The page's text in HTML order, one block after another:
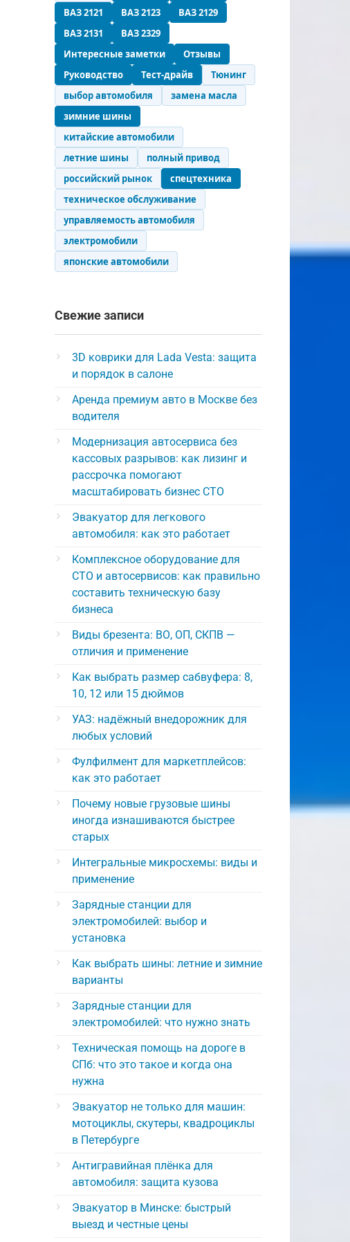
ВАЗ 2121
ВАЗ 2123
ВАЗ 2129
ВАЗ 2131
ВАЗ 2329
Интересные заметки
Отзывы
Руководство
Тест-драйв
Тюнинг
выбор автомобиля
замена масла
зимние шины
китайские автомобили
летние шины
полный привод
российский рынок
спецтехника
техническое обслуживание
управляемость автомобиля
электромобили
японские автомобили
Свежие записи
3D коврики для Lada Vesta: защита
и порядок в салоне
Аренда премиум авто в Москве без
водителя
Модернизация автосервиса без
кассовых разрывов: как лизинг и
рассрочка помогают
масштабировать бизнес СТО
Эвакуатор для легкового
автомобиля: как это работает
Комплексное оборудование для
СТО и автосервисов: как правильно
составить техническую базу
бизнеса
Виды брезента: ВО, ОП, СКПВ —
отличия и применение
Как выбрать размер сабвуфера: 8,
10, 12 или 15 дюймов
УАЗ: надёжный внедорожник для
любых условий
Фулфилмент для маркетплейсов:
как это работает
Почему новые грузовые шины
иногда изнашиваются быстрее
старых
Интегральные микросхемы: виды и
применение
Зарядные станции для
электромобилей: выбор и
установка
Как выбрать шины: летние и зимние
варианты
Зарядные станции для
электромобилей: что нужно знать
Техническая помощь на дороге в
СПб: что это такое и когда она
нужна
Эвакуатор не только для машин:
мотоциклы, скутеры, квадроциклы
в Петербурге
Антигравийная плёнка для
автомобиля: защита кузова
Эвакуатор в Минске: быстрый
выезд и честные цены